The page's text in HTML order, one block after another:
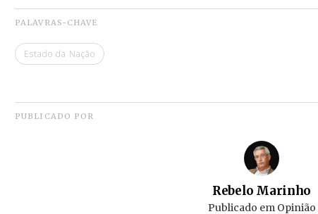
PALAVRAS-CHAVE
Estado da Nação
PUBLICADO POR
Rebelo Marinho
Publicado em Opinião